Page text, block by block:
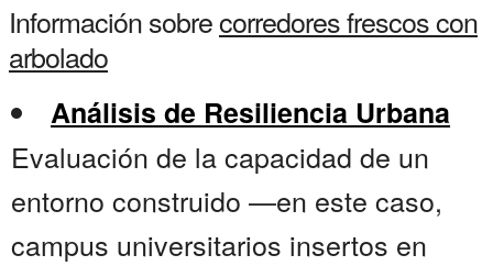
Información sobrecorredores frescos con
arbolado
Análisis de Resiliencia Urbana
Evaluación de la capacidad de un
entorno construido —en este caso,
campus universitarios insertos en